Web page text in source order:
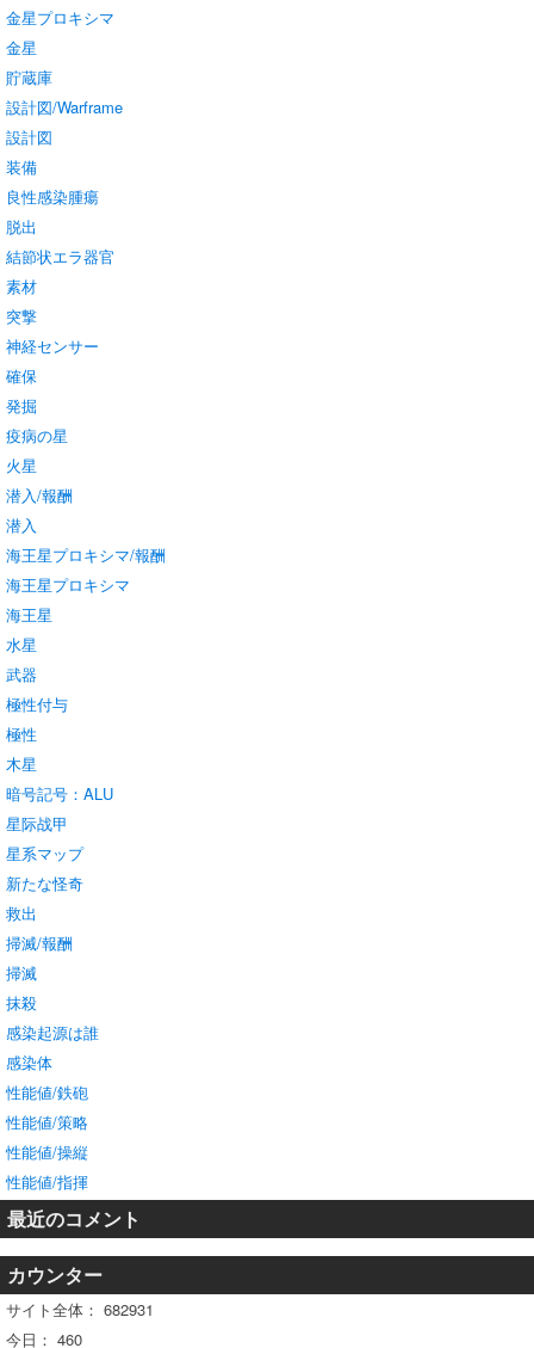
金星プロキシマ
金星
貯蔵庫
設計図/Warframe
設計図
装備
良性感染腫瘍
脱出
結節状エラ器官
素材
突撃
神経センサー
確保
発掘
疫病の星
火星
潜入/報酬
潜入
海王星プロキシマ/報酬
海王星プロキシマ
海王星
水星
武器
極性付与
極性
木星
暗号記号：ALU
星际战甲
星系マップ
新たな怪奇
救出
掃滅/報酬
掃滅
抹殺
感染起源は誰
感染体
性能値/鉄砲
性能値/策略
性能値/操縦
性能値/指揮
最近のコメント
カウンター
サイト全体： 682931
今日： 460